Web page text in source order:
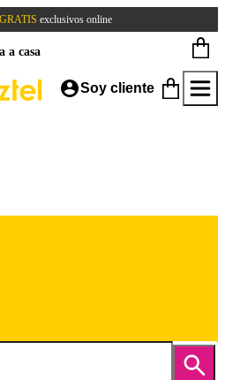
GRATIS exclusivos online
a casa
Soy cliente